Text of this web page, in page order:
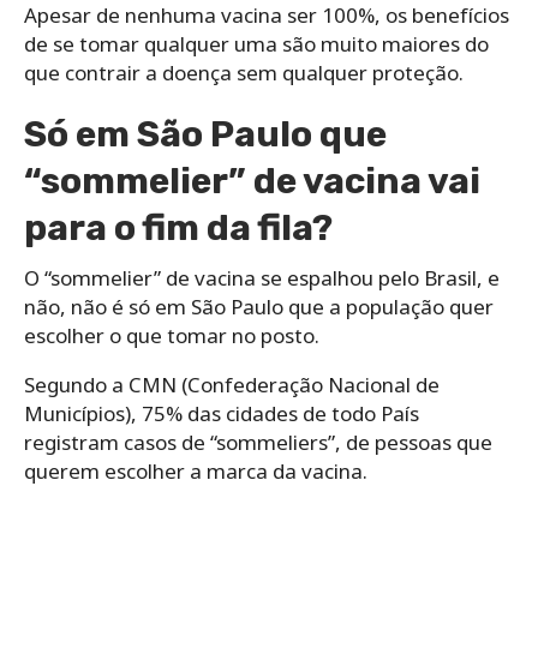
Apesar de nenhuma vacina ser 100%, os benefícios
de se tomar qualquer uma são muito maiores do
que contrair a doença sem qualquer proteção.
Só em São Paulo que
“sommelier” de vacina vai
para o fim da fila?
O “sommelier” de vacina se espalhou pelo Brasil, e
não, não é só em São Paulo que a população quer
escolher o que tomar no posto.
Segundo a CMN (Confederação Nacional de
Municípios), 75% das cidades de todo País
registram casos de “sommeliers”, de pessoas que
querem escolher a marca da vacina.